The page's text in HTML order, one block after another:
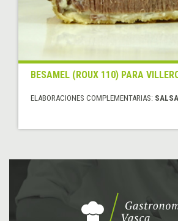
BESAMEL (ROUX 110) PARA
ELABORACIONES COMPLEMENTARIAS: